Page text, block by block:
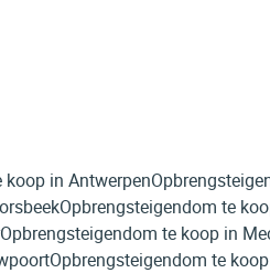
in Antwerpen
Opbrengsteigendom te
Opbrengsteigendom te koop in
Opbrengsteigendom te